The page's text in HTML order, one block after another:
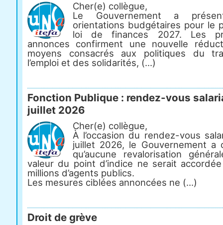
Cher(e) collègue,
Le Gouvernement a
orientations budgétaires pour le
loi de finances 2027. Les
annonces confirment une nouvelle
moyens consacrés aux politiques du
l’emploi et des solidarités, (...)
Fonction Publique : rendez-vous
juillet 2026
Cher(e) collègue,
À l’occasion du rendez-vous
juillet 2026, le Gouvernement a
qu’aucune revalorisation
valeur du point d’indice ne serait
millions d’agents publics.
Les mesures ciblées annoncées ne (...)
Droit de grève